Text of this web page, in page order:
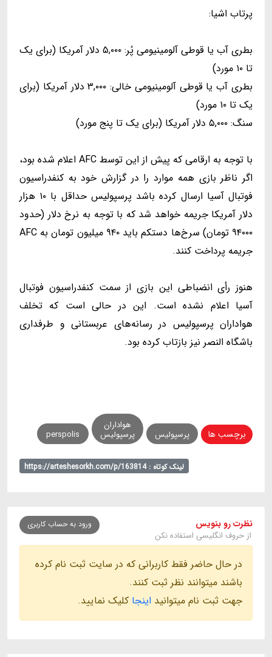
پرتاب اشیا:
بطری آب یا قوطی آلومینیومی پُر: ۵,۰۰۰ دلار آمریکا (برای یک
تا ۱۰ مورد)
بطری آب یا قوطی آلومینیومی خالی: ۳,۰۰۰ دلار آمریکا (برای
یک تا ۱۰ مورد)
سنگ: ۵,۰۰۰ دلار آمریکا (برای یک تا پنج مورد)
با توجه به ارقامی که پیش از این توسط AFC اعلام شده بود،
اگر ناظر بازی همه موارد را در گزارش خود به کنفدراسیون
فوتبال آسیا ارسال کرده باشد پرسپولیس حداقل با ۱۰ هزار
دلار آمریکا جریمه خواهد شد که با توجه به نرخ دلار (حدود
۹۴۰۰۰ تومان) سرخ‌ها دستکم باید ۹۴۰ میلیون تومان به AFC
جریمه پرداخت کنند.
هنوز رأی انضباطی این بازی از سمت کنفدراسیون فوتبال
آسیا اعلام نشده است. این در حالی است که تخلف
هواداران پرسپولیس در رسانه‌های عربستانی و طرفداری
باشگاه النصر نیز بازتاب کرده بود.
برچسب ها پرسپولیس
هواداران
پرسپولیس perspolis
لینک کوتاه : https://arteshesorkh.com/p/163814
نظرت رو بنویس
از حروف انگلیسی استفاده نکن
ورود به حساب کاربری
در حال حاضر فقط کاربرانی که در سایت ثبت نام کرده
باشند میتوانند نظر ثبت کنند.
جهت ثبت نام میتوانید اینجا کلیک نمایید.